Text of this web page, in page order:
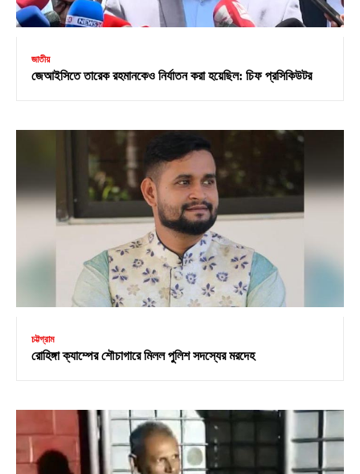
জাতীয়
জেআইসিতে তারেক রহমানকেও নির্যাতন করা হয়েছিল: চিফ প্রসিকিউটর
চট্টগ্রাম
রোহিঙ্গা ক্যাম্পের শৌচাগারে মিলল পুলিশ সদস্যের মরদেহ